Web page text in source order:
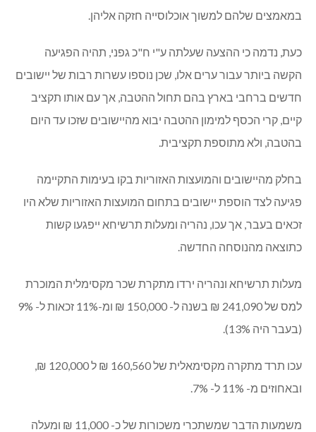
במאמצים שלהם למשוך אוכלוסייה חזקה אליהן.
כעת, נדמה כי ההצעה שעלתה ע"י ח"כ גפני, תהיה הפגיעה
הקשה ביותר עבור ערים אלו, שכן נוספו עשרות רבות של יישובים
חדשים ברחבי בארץ בהם תחול ההטבה, אך עם אותו תקציב
קיים, קרי הכסף למימון ההטבה יבוא מהיישובים שזכו עד היום
בהטבה, ולא מתוספת תקציבית.
בחלק מהיישובים והמועצות האזוריות בקו בעימות התקיימה
פגיעה לצד הוספת יישובים בתחום המועצות האזוריות שלא היו
זכאים בעבר, אך עכו, נהריה ומעלות תרשיחא ייפגעו קשות
כתוצאה מהנוסחה החדשה.
מעלות תרשיחא ונהריה ירדו מתקרת שכר מקסימלית המוכרת
למס של 241,090 ₪ בשנה ל- 150,000 ₪ ומ-11% זכאות ל- 9%
(בעבר היה 13%).
עכו תרד מתקרה מקסימאלית של 160,560 ₪ ל 120,000 ₪,
ובאחוזים מ- 11% ל- 7%.
משמעות הדבר שמשתכרי משכורות של כ- 11,000 ₪ ומעלה